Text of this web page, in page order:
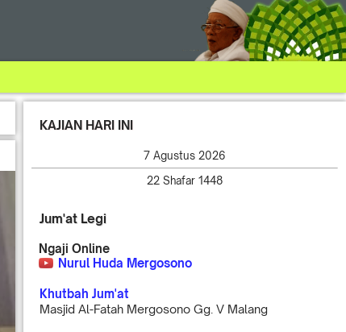
KAJIAN HARI INI
7 Agustus 2026
22 Shafar 1448
Jum'at Legi
Ngaji Online
Nurul Huda Mergosono
Khutbah Jum'at
Masjid Al-Fatah Mergosono Gg. V Malang